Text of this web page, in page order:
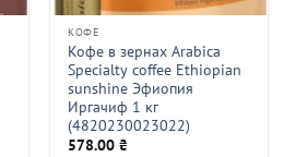
КОФЕ
Кофе в зернах Arabica
Specialty coffee Ethiopian
sunshine Эфиопия
Иргачиф 1 кг
(4820230023022)
578.00₴